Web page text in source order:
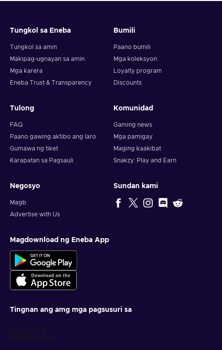
Tungkol sa Eneba
Tungkol sa amin
Makipag-ugnayan sa amin
Mga karera
Eneba Trust & Transparency
Bumili
Paano bumili
Mga koleksyon
Loyalty program
Discounts
Tulong
FAQ
Paano gawing aktibo ang laro
Gumawa ng tiket
Karapatan sa Pagsauli
Komunidad
Gaming news
Mga pamigay
Maging kaakibat
Snakzy: Play and Earn
Negosyo
Magb
Advertise with Us
Sundan kami
Magdownload ng Eneba App
Tingnan ang amg mga pagsusuri sa